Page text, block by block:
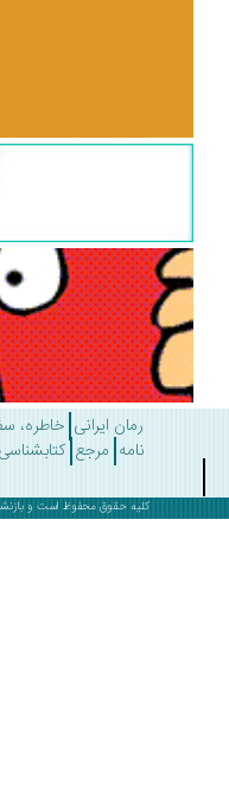
رمان ایرانی خاطره، سفرنامه
مرجع کتابشناسی نقد
کلیه حقوق محفوظ است و بازنشر مطالب